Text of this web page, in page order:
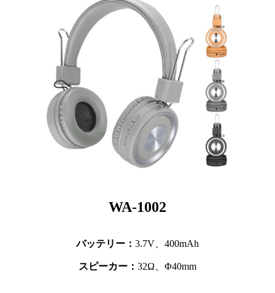
WA-1002
バッテリー： 3.7V、 400mAh
スピーカー： 32Ω、Φ40mm